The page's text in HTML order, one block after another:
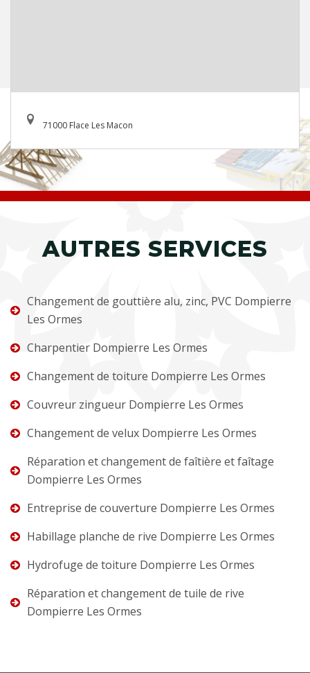
71000 Flace Les Macon
AUTRES SERVICES
Changement de gouttière alu, zinc, PVC Dompierre
Les Ormes
Charpentier Dompierre Les Ormes
Changement de toiture Dompierre Les Ormes
Couvreur zingueur Dompierre Les Ormes
Changement de velux Dompierre Les Ormes
Réparation et changement de faîtière et faîtage
Dompierre Les Ormes
Entreprise de couverture Dompierre Les Ormes
Habillage planche de rive Dompierre Les Ormes
Hydrofuge de toiture Dompierre Les Ormes
Réparation et changement de tuile de rive
Dompierre Les Ormes